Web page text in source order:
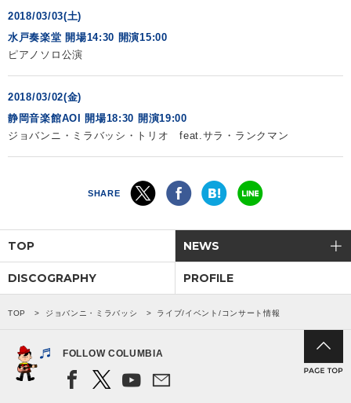
直営ショップ
サイトマップ
2018/03/03(土)
水戸奏楽堂 開場14:30 開演15:00
ピアノソロ公演
2018/03/02(金)
静岡音楽館AOI 開場18:30 開演19:00
ジョバンニ・ミラバッシ・トリオ feat.サラ・ランクマン
SHARE
TOP NEWS
DISCOGRAPHY PROFILE
TOP ジョバンニ・ミラバッシ ライブ/イベント/コンサート情報
FOLLOW COLUMBIA